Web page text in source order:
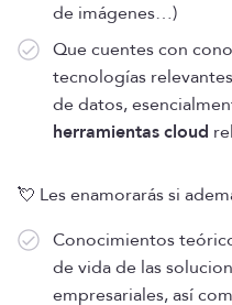
de imágenes…)
Que cuentes con
tecnologías
de datos,
herramientascloud
💘 Les enamorarás si
Conocimientos
de vida de las
empresariales, así